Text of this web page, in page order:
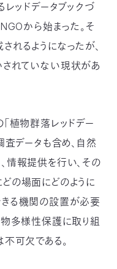
レッドデータブックづ
から始まった。そ
れるようになったが、
れていない現状があ
植物群落レッドデー
査データも含め、自然
情報提供を行い、その
の場面にどのように
る機関の設置が必要
物多様性保護に取り組
可欠である。